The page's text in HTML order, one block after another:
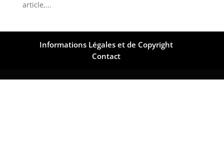
article,...
Informations Légales et de Copyright
Contact